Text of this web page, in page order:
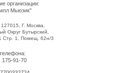
175-91-70
Г. Москва,
Округ Бутырский,
Стр. 1, Помещ. 62н/3
организации:
Мьюзик"